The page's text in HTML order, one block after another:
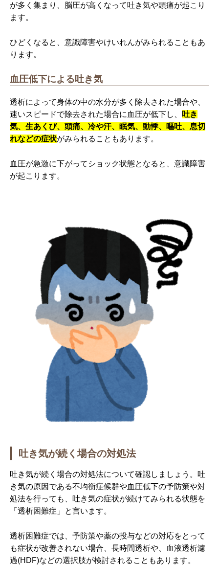
が多く集まり、脳圧が高くなって吐き気や頭痛が起こり
ます。
ひどくなると、意識障害やけいれんがみられることもあ
ります。
血圧低下による吐き気
透析によって身体の中の水分が多く除去された場合や、
速いスピードで除去された場合に血圧が低下し、
吐き
気、生あくび、頭痛、冷や汗、眠気、動悸、嘔吐、息切
れなどの症状がみられることもあります。
血圧が急激に下がってショック状態となると、意識障害
が起こります。
吐き気が続く場合の対処法
吐き気が続く場合の対処法について確認しましょう。吐
き気の原因である不均衡症候群や血圧低下の予防策や対
処法を行っても、吐き気の症状が続けてみられる状態を
「透析困難症」と言います。
透析困難症では、予防策や薬の投与などの対応をとって
も症状が改善されない場合、長時間透析や、血液透析濾
過(HDF)などの選択肢が検討されることもあります。